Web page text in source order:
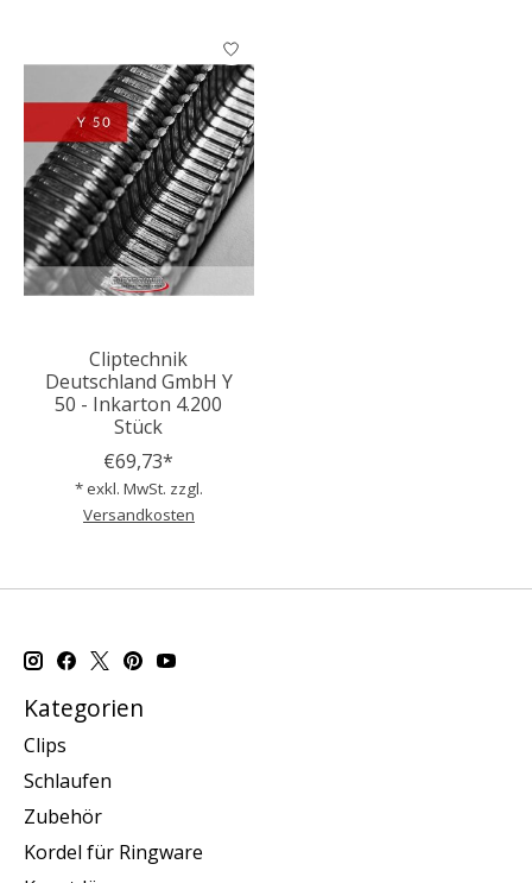
Cliptechnik
Deutschland GmbH Y
50 - Inkarton 4.200
Stück
€69,73*
* exkl. MwSt. zzgl.
Versandkosten
Kategorien
Clips
Schlaufen
Zubehör
Kordel für Ringware